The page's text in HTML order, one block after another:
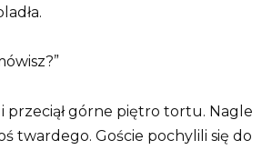
i przeciął górne piętro tortu. Nagle
twardego. Goście pochylili się do